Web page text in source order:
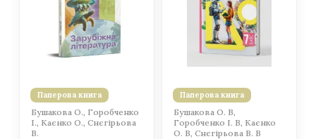
Паперова книга
Бушакова О., Горобченко
І., Каєнко О., Снєгірьова
В.
Паперова книга
Бушакова О. В,
Горобченко І. В, Каєнко
О. В, Снєгірьова В. В